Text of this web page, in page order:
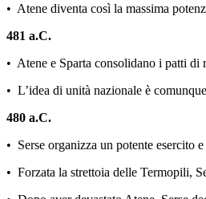
• Atene diventa così la massima
481 a.C.
• Atene e Sparta consolidano i patti di
• L’idea di unità nazionale è
480 a.C.
• Serse organizza un potente esercito
• Forzata la strettoia delle Termopili,